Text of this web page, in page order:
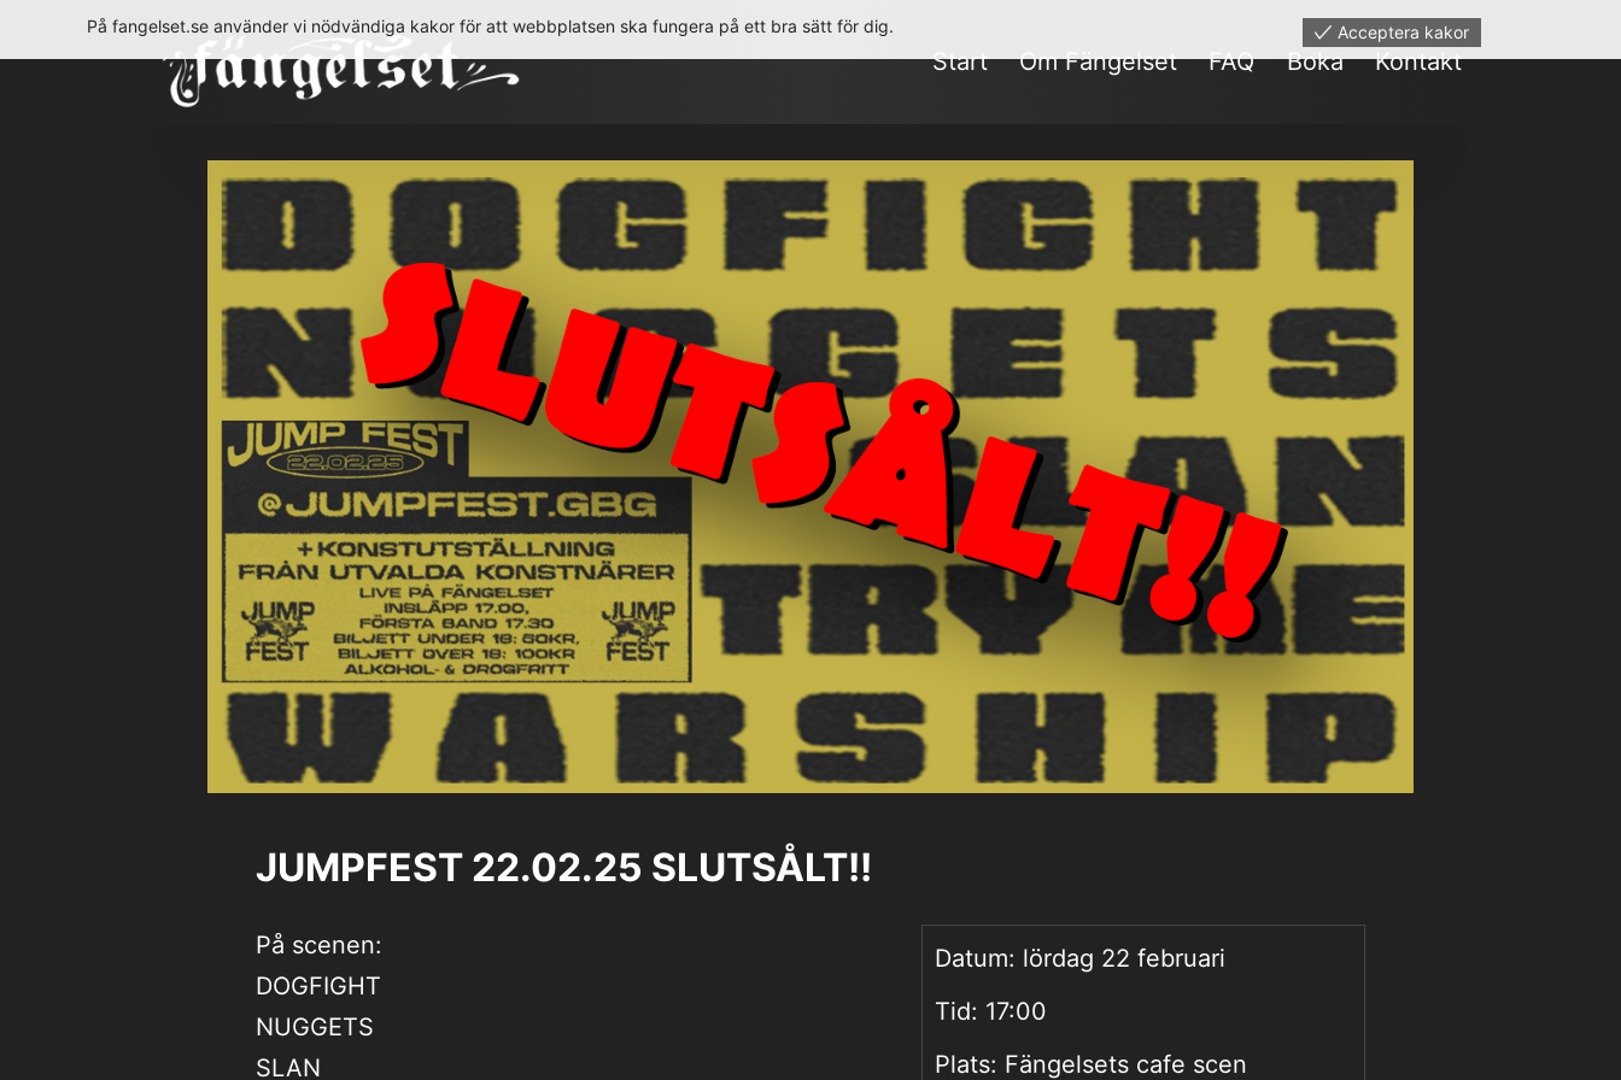
till
Start Om Fängelset FAQ Boka Kontakt
JUMPFEST 22.02.25 SLUTSÅLT!!
Datum: lördag 22 februari
Tid: 17:00
Plats: Fängelsets cafe scen
På scenen:
DOGFIGHT
NUGGETS
SLAN
På fangelset.se använder vi nödvändiga kakor för att webbplatsen ska fungera på ett bra sätt för dig. Acceptera kakor